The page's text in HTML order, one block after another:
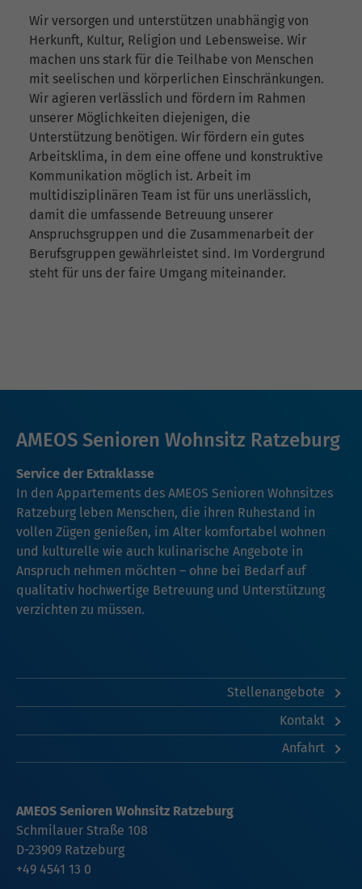
Wir versorgen und unterstützen unabhängig von
Herkunft, Kultur, Religion und Lebensweise. Wir
machen uns stark für die Teilhabe von Menschen
mit seelischen und körperlichen Einschränkungen.
Wir agieren verlässlich und fördern im Rahmen
unserer Möglichkeiten diejenigen, die
Unterstützung benötigen. Wir fördern ein gutes
Arbeitsklima, in dem eine offene und konstruktive
Kommunikation möglich ist. Arbeit im
multidisziplinären Team ist für uns unerlässlich,
damit die umfassende Betreuung unserer
Anspruchsgruppen und die Zusammenarbeit der
Berufsgruppen gewährleistet sind. Im Vordergrund
steht für uns der faire Umgang miteinander.
AMEOS Senioren Wohnsitz Ratzeburg
Service der Extraklasse
In den Appartements des AMEOS Senioren Wohnsitzes
Ratzeburg leben Menschen, die ihren Ruhestand in
vollen Zügen genießen, im Alter komfortabel wohnen
und kulturelle wie auch kulinarische Angebote in
Anspruch nehmen möchten – ohne bei Bedarf auf
qualitativ hochwertige Betreuung und Unterstützung
verzichten zu müssen.
Stellenangebote
Kontakt
Anfahrt
AMEOS Senioren Wohnsitz Ratzeburg
Schmilauer Straße 108
D-23909 Ratzeburg
+49 4541 13 0